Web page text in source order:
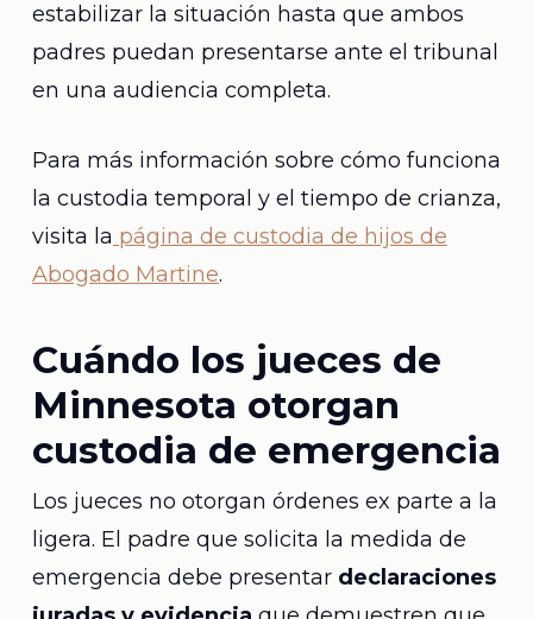
estabilizar la situación hasta que ambos
padres puedan presentarse ante el tribunal
en una audiencia completa.
Para más información sobre cómo funciona
la custodia temporal y el tiempo de crianza,
visita la página de custodia de hijos de
Abogado Martine.
Cuándo los jueces de
Minnesota otorgan
custodia de emergencia
Los jueces no otorgan órdenes ex parte a la
ligera. El padre que solicita la medida de
emergencia debe presentar declaraciones